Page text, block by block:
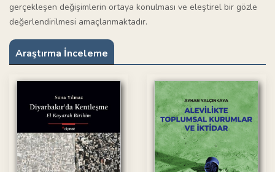
gerçekleşen değişimlerin ortaya konulması ve eleştirel bir gözle
değerlendirilmesi amaçlanmaktadır.
Araştırma İnceleme